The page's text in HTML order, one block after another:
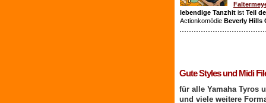
lebendige Tanzhit ist Teil
Actionkomödie Beverly Hills
Gute Styles und Midi
für alle Yamaha Tyros
und viele weitere